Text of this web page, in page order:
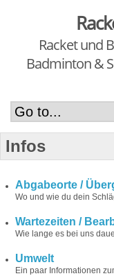
Racket und
Badminton &
Infos
Abgabeorte /
Wo und wie du dein
Wartezeiten /
Wie lange es bei uns
Umwelt
Ein paar Informationen